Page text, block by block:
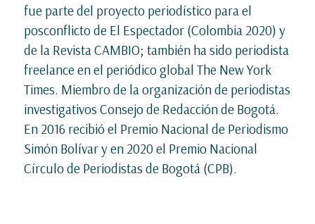
fue parte del proyecto periodístico para el
posconflicto de El Espectador (Colombia 2020) y
de la Revista CAMBIO; también ha sido periodista
freelance en el periódico global The New York
Times. Miembro de la organización de periodistas
investigativos Consejo de Redacción de Bogotá.
En 2016 recibió el Premio Nacional de Periodismo
Simón Bolívar y en 2020 el Premio Nacional
Círculo de Periodistas de Bogotá (CPB).